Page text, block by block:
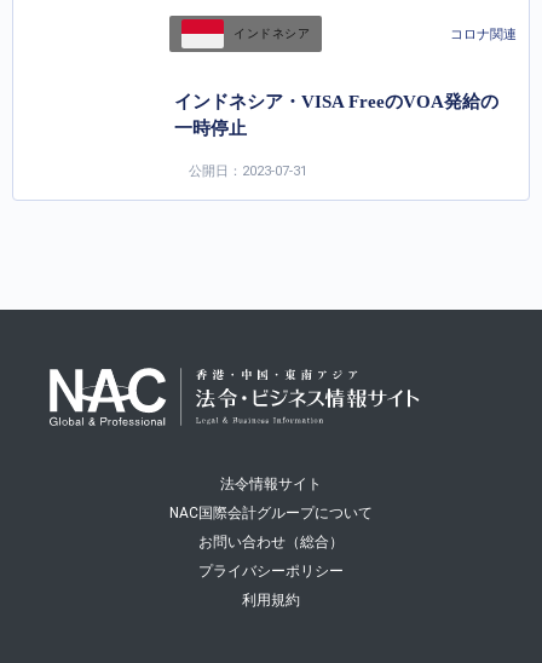
インドネシア コロナ関連
インドネシア・VISA FreeのVOA発給の
一時停止
公開日：2023-07-31
法令情報サイト
NAC国際会計グループについて
お問い合わせ（総合）
プライバシーポリシー
利用規約